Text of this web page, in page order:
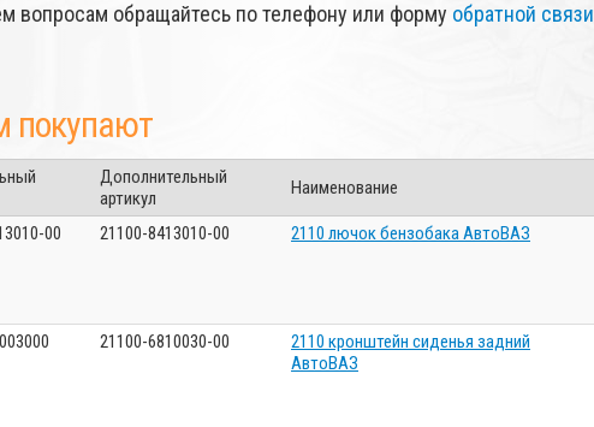
вопросам обращайтесь по телефону или форму обратной связи
покупают
Дополнительный
артикул
Наименование
00 21100-8413010-00 2110 лючок бензобака АвтоВАЗ
21100-6810030-00
2110 кронштейн сиденья задний
АвтоВАЗ